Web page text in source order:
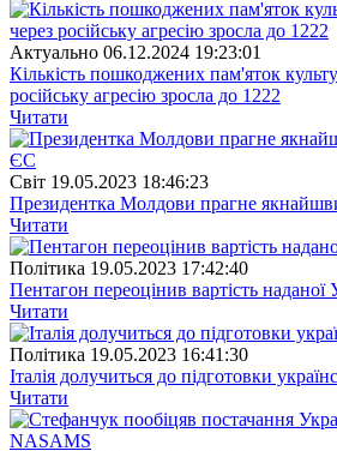
Актуально 06.12.2024 19:23:01
Кількість пошкоджених пам'яток
російську агресію зросла до 1222
Читати
Свiт 19.05.2023 18:46:23
Президентка Молдови прагне
Читати
Полiтика 19.05.2023 17:42:40
Пентагон переоцінив вартість наданої
Читати
Полiтика 19.05.2023 16:41:30
Італія долучиться до підготовки
Читати